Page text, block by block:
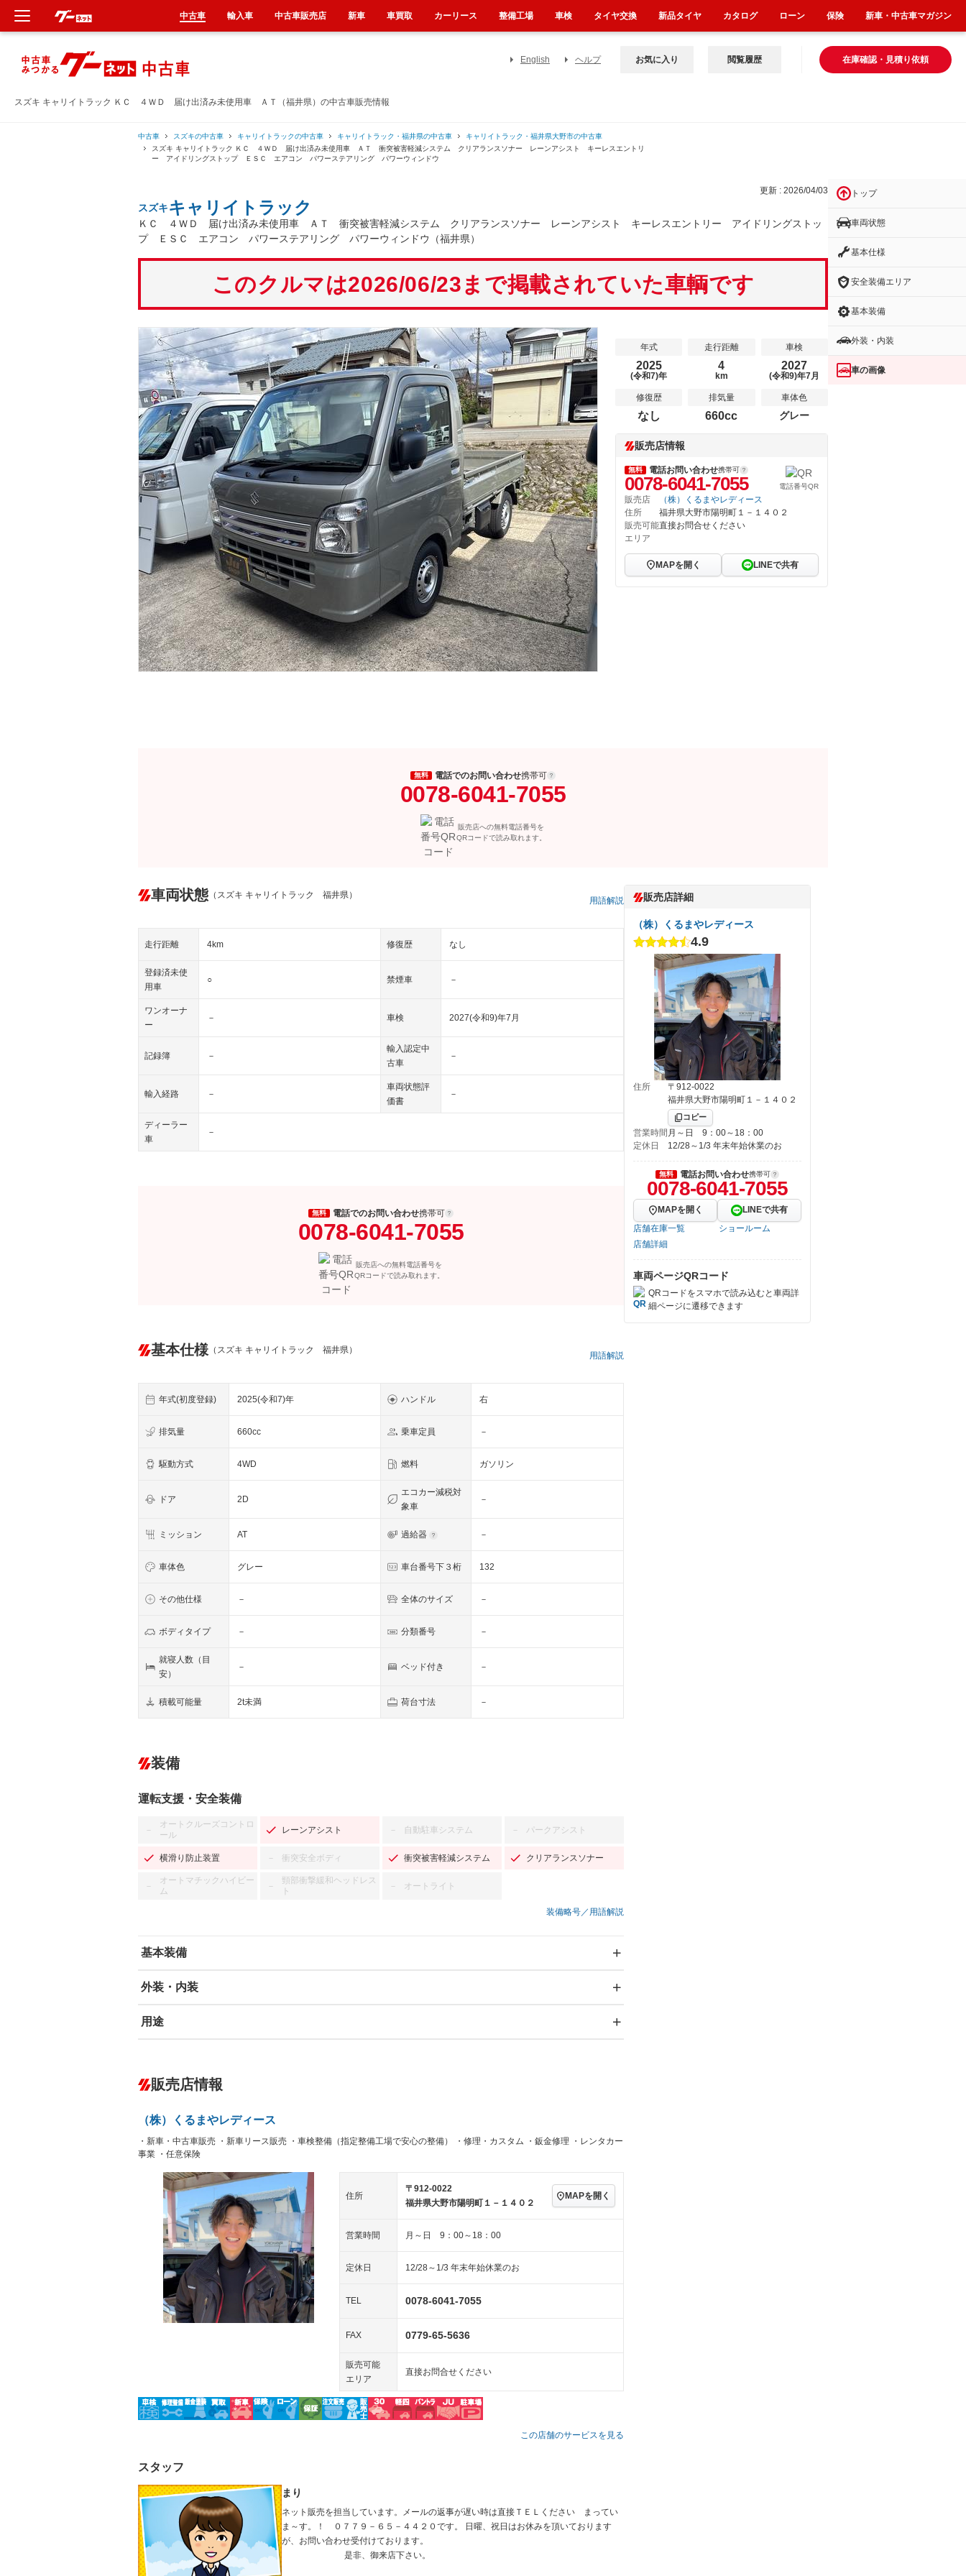
スズキ キャリイトラック ＫＣ ４ＷＤ 届け出済み未使用車 ＡＴ（福井県）の中古車販売情報
English ヘルプ 在庫確認・見積り依頼
お気に入り 閲覧履歴
中古車 スズキの中古車 キャリイトラックの中古車 キャリイトラック・福井県の中古車
キャリイトラック・福井県大野市の中古車
スズキ キャリイトラック ＫＣ ４ＷＤ 届け出済み未使用車 ＡＴ 衝突被害軽減システム クリアランスソナー レーンアシスト キーレスエントリ
ー アイドリングストップ ＥＳＣ エアコン パワーステアリング パワーウィンドウ
更新 : 2026/04/03
スズキキャリイトラック
ＫＣ ４ＷＤ 届け出済み未使用車 ＡＴ 衝突被害軽減システム クリアランスソナー レーンアシスト キーレスエントリー アイドリングストッ
プ ＥＳＣ エアコン パワーステアリング パワーウィンドウ（福井県）
このクルマは2026/06/23まで掲載されていた車輌です
年式
2025
(令和7)年
走行距離
4
km
車検
2027
(令和9)年7月
修復歴
なし
排気量
660cc
車体色
グレー
販売店情報
無料 電話お問い合わせ携帯可
0078-6041-7055 電話番号QR
販売店
（株）くるまやレディース
住所
福井県大野市陽明町１－１４０２
販売可能
エリア
直接お問合せください
MAPを開く LINEで共有
無料 電話でのお問い合わせ携帯可
0078-6041-7055
販売店への無料電話番号を
QRコードで読み取れます。
車両状態 （スズキ キャリイトラック 福井県）
用語解説
走行距離 4km 修復歴 なし
登録済未使
用車
○ 禁煙車 －
ワンオーナ
ー
－ 車検 2027(令和9)年7月
記録簿 －
輸入認定中
古車
－
輸入経路 －
車両状態評
価書
－
ディーラー
車
－
無料 電話でのお問い合わせ携帯可
0078-6041-7055
販売店への無料電話番号を
QRコードで読み取れます。
基本仕様 （スズキ キャリイトラック 福井県）
用語解説
年式(初度登録) 2025(令和7)年 ハンドル 右
排気量 660cc 乗車定員 －
駆動方式 4WD 燃料 ガソリン
ドア 2D
エコカー減税対
象車
－
ミッション AT 過給器 －
車体色 グレー 車台番号下３桁 132
その他仕様 － 全体のサイズ －
ボディタイプ － 分類番号 －
就寝人数（目
安）
－ ベッド付き －
積載可能量 2t未満 荷台寸法 －
装備
運転支援・安全装備
－
オートクルーズコントロ
ール
レーンアシスト － 自動駐車システム － パークアシスト
横滑り防止装置 － 衝突安全ボディ 衝突被害軽減システム クリアランスソナー
－
オートマチックハイビー
ム
－
頸部衝撃緩和ヘッドレス
ト
－ オートライト
装備略号／用語解説
基本装備
エアバッグ：運転席/助手席
－ ABS
－ Bluetooth接続
－ レンタカーアップ －
－ フックイン付き － アームロール － 垂直式 － アーム式
後輪ダブル － 三方開
三転ダンプ － 荷台幌付き クラッチレス － ヒッチメンバー
坂道発進補助装置
外装・内装
－ カーナビ
－
ー
－ ランフラットタイヤ
フルフラットシート チップアップシート オットマン 電動格納サードシート
シートヒーター － ウォークスルー 後席モニター 電動リアゲート
フロントカメラ － シートエアコン 全周囲カメラ
ルーフレール － エアサスペンション
用途
－ 保冷
販売店情報
（株）くるまやレディース
・新車・中古車販売 ・新車リース販売 ・車検整備（指定整備工場で安心の整備） ・修理・カスタム ・鈑金修理 ・レンタカー
事業 ・任意保険
住所
〒912-0022
福井県大野市陽明町１－１４０２
MAPを開く
営業時間 月～日 9：00～18：00
定休日 12/28～1/3 年末年始休業のお
TEL 0078-6041-7055
FAX 0779-65-5636
販売可能
エリア
直接お問合せください
この店舗のサービスを見る
スタッフ
まり
ネット販売を担当しています。メールの返事が遅い時は直接ＴＥＬください まってい
ま～す。！ ０７７９－６５－４４２０です。 日曜、祝日はお休みを頂いております
が、お問い合わせ受付けております。
是非、御来店下さい。
販売店詳細
（株）くるまやレディース
4.9
住所
〒912-0022
福井県大野市陽明町１－１４０２
コピー
営業時間 月～日 9：00～18：00
定休日
12/28～1/3 年末年始休業のお
無料 電話お問い合わせ携帯可
0078-6041-7055
MAPを開く
LINEで共有
店舗在庫一覧
ショールーム
店舗詳細
車両ページQRコード
QRコードをスマホで読み込むと車両詳
細ページに遷移できます
トップ
車両状態
基本仕様
安全装備エリア
基本装備
外装・内装
車の画像
中古車 輸入車 中古車販売店 新車 車買取 カーリース 整備工場 車検 タイヤ交換 新品タイヤ カタログ ローン 保険 新車・中古車マガジン
新車
中古車